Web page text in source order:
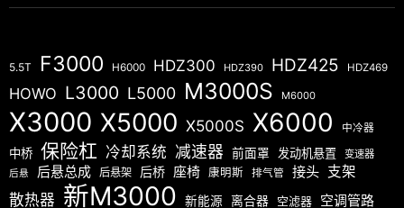
5.5T F3000 H6000 HDZ300 HDZ390 HDZ425 HDZ469
HOWO L3000 L5000 M3000S M6000
X3000 X5000 X5000S X6000 中冷器
中桥 保险杠 冷却系统 减速器 前面罩 发动机悬置 变速器
后悬 后悬总成 后悬架 后桥 座椅 康明斯 排气管 接头 支架
散热器 新M3000 新能源 离合器 空滤器 空调管路